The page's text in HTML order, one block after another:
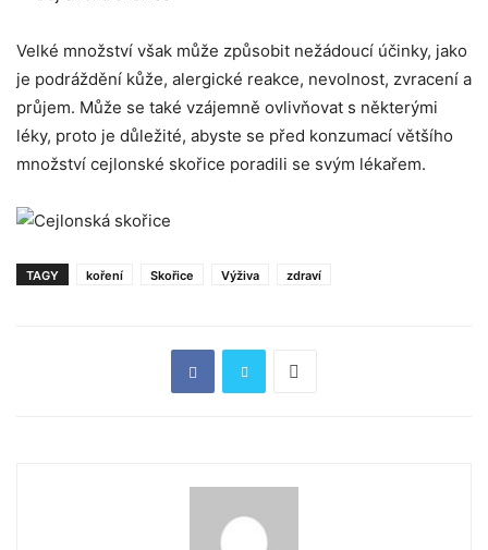
Velké množství však může způsobit nežádoucí účinky, jako
je podráždění kůže, alergické reakce, nevolnost, zvracení a
průjem. Může se také vzájemně ovlivňovat s některými
léky, proto je důležité, abyste se před konzumací většího
množství cejlonské skořice poradili se svým lékařem.
TAGY koření Skořice Výživa zdraví